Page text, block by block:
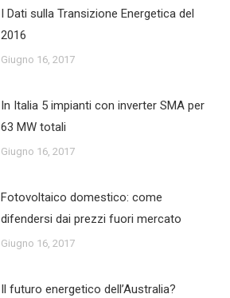
I Dati sulla Transizione Energetica del
2016
Giugno 16, 2017
In Italia 5 impianti con inverter SMA per
63 MW totali
Giugno 16, 2017
Fotovoltaico domestico: come
difendersi dai prezzi fuori mercato
Giugno 16, 2017
Il futuro energetico dell’Australia?